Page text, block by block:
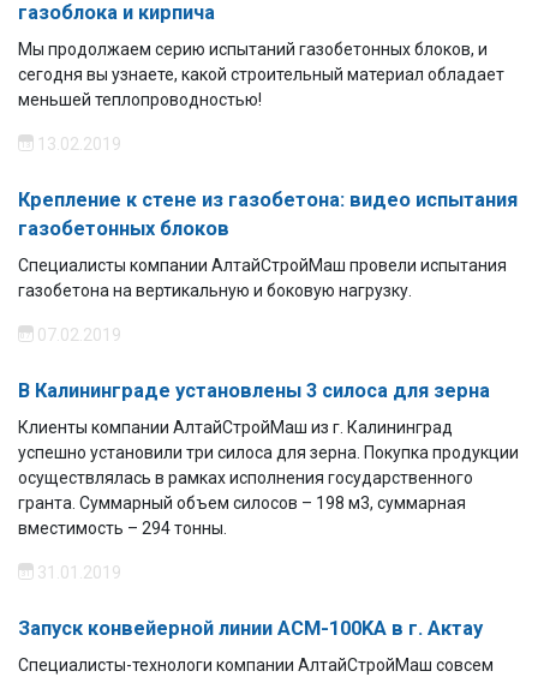
газоблока и кирпича
Мы продолжаем серию испытаний газобетонных блоков, и
сегодня вы узнаете, какой строительный материал обладает
меньшей теплопроводностью!
13.02.2019
Крепление к стене из газобетона: видео испытания
газобетонных блоков
Специалисты компании АлтайСтройМаш провели испытания
газобетона на вертикальную и боковую нагрузку.
07.02.2019
В Калининграде установлены 3 силоса для зерна
Клиенты компании АлтайСтройМаш из г. Калининград
успешно установили три силоса для зерна. Покупка продукции
осуществлялась в рамках исполнения государственного
гранта. Суммарный объем силосов – 198 м3, суммарная
вместимость – 294 тонны.
31.01.2019
Запуск конвейерной линии ACM-100KA в г. Актау
Специалисты-технологи компании АлтайСтройМаш совсем